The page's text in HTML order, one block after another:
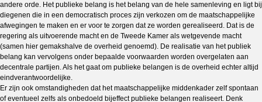
andere orde. Het publieke belang is het belang van de hele samenleving en ligt bij
diegenen die in een democratisch proces zijn verkozen om de maatschappelijke
afwegingen te maken en er voor te zorgen dat ze worden gerealiseerd. Dat is de
regering als uitvoerende macht en de Tweede Kamer als wetgevende macht
(samen hier gemakshalve de overheid genoemd). De realisatie van het publiek
belang kan vervolgens onder bepaalde voorwaarden worden overgelaten aan
decentrale partijen. Als het gaat om publieke belangen is de overheid echter altijd
eindverantwoordelijke.
Er zijn ook omstandigheden dat het maatschappelijke middenkader zelf spontaan
of eventueel zelfs als onbedoeld bijeffect publieke belangen realiseert. Denk